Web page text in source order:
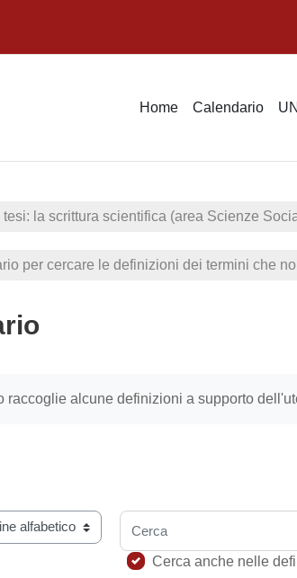
Home Calendario
tesi: la scrittura scientifica (area Scienze
per cercare le definizioni dei termini che
raccoglie alcune definizioni a supporto
usando questo indice
Cerca
Cerca anche nelle